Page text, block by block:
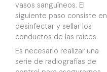
vasos sanguíneos. El
siguiente paso consiste en
desinfectar y sellar los
conductos de las raíces.
Es necesario realizar una
serie de radiografías de